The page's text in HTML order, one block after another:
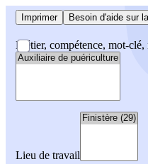
Imprimer Besoin d'aide sur
Métier, compétence, mot-
Lieu de travail